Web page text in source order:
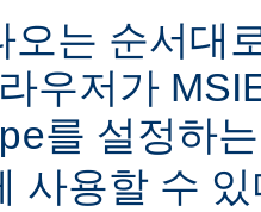
오는 순서대
우저가
를 설정하
사용할 수 있